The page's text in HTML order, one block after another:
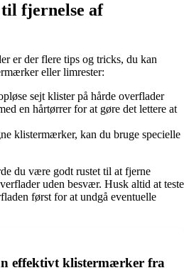
fjernelse af
er der flere tips og tricks, du kan
eller limrester:
sejt klister på hårde overflader
en hårtørrer for at gøre det lettere at
klistermærker, kan du bruge specielle
du være godt rustet til at fjerne
uden besvær. Husk altid at teste
først for at undgå eventuelle
effektivt klistermærker fra